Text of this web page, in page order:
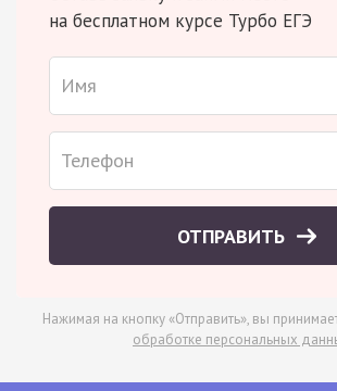
на бесплатном курсе Турбо ЕГЭ
ОТПРАВИТЬ
Нажимая на кнопку «Отправить», вы
обработке персональных